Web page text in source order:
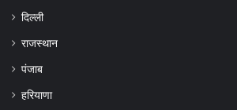
दिल्ली
राजस्थान
पंजाब
हरियाणा